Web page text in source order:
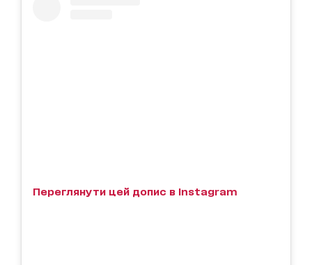
Переглянути цей допис в Instagram